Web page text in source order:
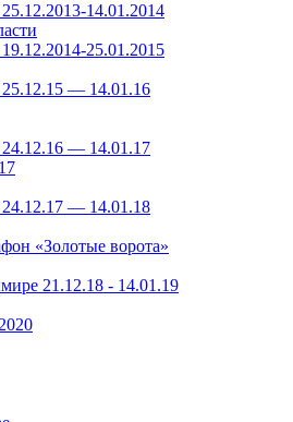
14.01.2014
25.01.2015
25.12.15 — 14.01.16
24.12.16 — 14.01.17
24.12.17 — 14.01.18
«Золотые ворота»
21.12.18 - 14.01.19